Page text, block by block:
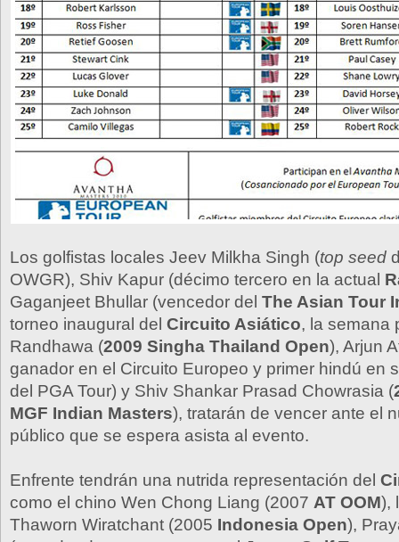
Los golfistas locales Jeev Milkha Singh (top seed
OWGR), Shiv Kapur (décimo tercero en la actual
Gaganjeet Bhullar (vencedor del The Asian Tour
torneo inaugural del Circuito Asiático, la semana
Randhawa (2009 Singha Thailand Open), Arjun
ganador en el Circuito Europeo y primer hindú en
del PGA Tour) y Shiv Shankar Prasad Chowrasia (
MGF Indian Masters), tratarán de vencer ante el
público que se espera asista al evento.
Enfrente tendrán una nutrida representación del
como el chino Wen Chong Liang (2007 AT OOM),
Thaworn Wiratchant (2005 Indonesia Open),